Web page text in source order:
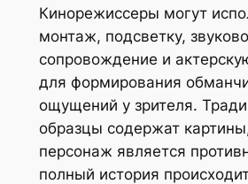
Кинорежиссеры могут
монтаж, подсветку,
сопровождение и
для формирования
ощущений у зрителя.
образцы содержат
персонаж является
полный история